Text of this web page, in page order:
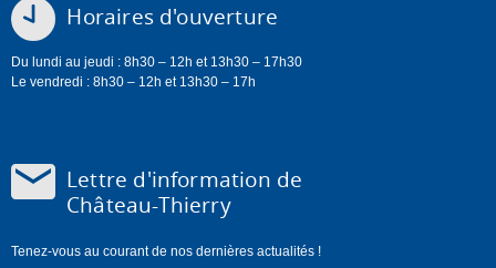
Horaires d'ouverture
Du lundi au jeudi : 8h30 – 12h et 13h30 – 17h30
Le vendredi : 8h30 – 12h et 13h30 – 17h
Lettre d'information de
Château-Thierry
Tenez-vous au courant de nos dernières actualités !